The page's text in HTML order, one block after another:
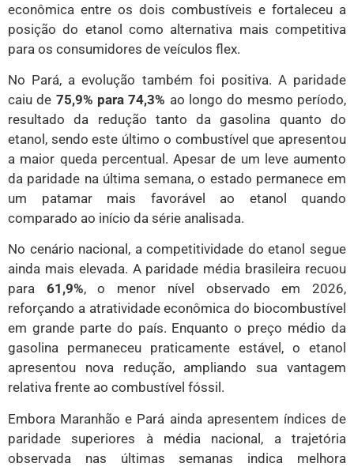
econômica entre os dois combustíveis e fortaleceu a
posição do etanol como alternativa mais competitiva
para os consumidores de veículos flex.
No Pará, a evolução também foi positiva. A paridade
caiu de 75,9% para 74,3% ao longo do mesmo período,
resultado da redução tanto da gasolina quanto do
etanol, sendo este último o combustível que apresentou
a maior queda percentual. Apesar de um leve aumento
da paridade na última semana, o estado permanece em
um patamar mais favorável ao etanol quando
comparado ao início da série analisada.
No cenário nacional, a competitividade do etanol segue
ainda mais elevada. A paridade média brasileira recuou
para 61,9%, o menor nível observado em 2026,
reforçando a atratividade econômica do biocombustível
em grande parte do país. Enquanto o preço médio da
gasolina permaneceu praticamente estável, o etanol
apresentou nova redução, ampliando sua vantagem
relativa frente ao combustível fóssil.
Embora Maranhão e Pará ainda apresentem índices de
paridade superiores à média nacional, a trajetória
observada nas últimas semanas indica melhora